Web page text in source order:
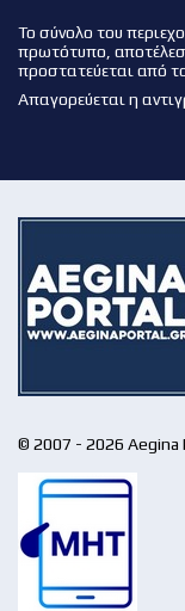
Το σύνολο του
πρωτότυπο,
προστατεύεται από
Απαγορεύεται η
© 2007 - 2026 Aegina